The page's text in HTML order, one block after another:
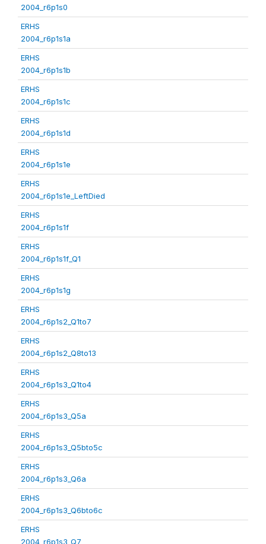
2004_r6p1s0
ERHS
2004_r6p1s1a
ERHS
2004_r6p1s1b
ERHS
2004_r6p1s1c
ERHS
2004_r6p1s1d
ERHS
2004_r6p1s1e
ERHS
2004_r6p1s1e_LeftDied
ERHS
2004_r6p1s1f
ERHS
2004_r6p1s1f_Q1
ERHS
2004_r6p1s1g
ERHS
2004_r6p1s2_Q1to7
ERHS
2004_r6p1s2_Q8to13
ERHS
2004_r6p1s3_Q1to4
ERHS
2004_r6p1s3_Q5a
ERHS
2004_r6p1s3_Q5bto5c
ERHS
2004_r6p1s3_Q6a
ERHS
2004_r6p1s3_Q6bto6c
ERHS
2004_r6p1s3_Q7